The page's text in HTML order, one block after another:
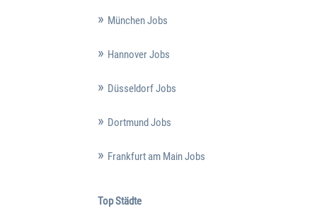
München Jobs
Hannover Jobs
Düsseldorf Jobs
Dortmund Jobs
Frankfurt am Main Jobs
Top Städte